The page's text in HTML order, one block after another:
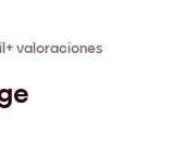
valoraciones